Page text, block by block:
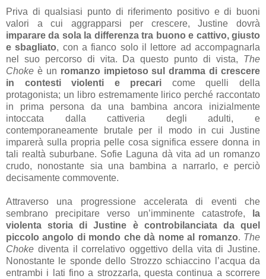
Priva di qualsiasi punto di riferimento positivo e di buoni
valori a cui aggrapparsi per crescere, Justine dovrà
imparare da sola la differenza tra buono e cattivo, giusto
e sbagliato, con a fianco solo il lettore ad accompagnarla
nel suo percorso di vita. Da questo punto di vista, The
Choke è un romanzo impietoso sul dramma di crescere
in contesti violenti e precari come quelli della
protagonista; un libro estremamente lirico perché raccontato
in prima persona da una bambina ancora inizialmente
intoccata dalla cattiveria degli adulti, e
contemporaneamente brutale per il modo in cui Justine
imparerà sulla propria pelle cosa significa essere donna in
tali realtà suburbane. Sofie Laguna dà vita ad un romanzo
crudo, nonostante sia una bambina a narrarlo, e perciò
decisamente commovente.
Attraverso una progressione accelerata di eventi che
sembrano precipitare verso un’imminente catastrofe,
la
violenta storia di Justine è controbilanciata da quel
piccolo angolo di mondo che dà nome al romanzo. The
Choke diventa il correlativo oggettivo della vita di Justine.
Nonostante le sponde dello Strozzo schiaccino l’acqua da
entrambi i lati fino a strozzarla, questa continua a scorrere